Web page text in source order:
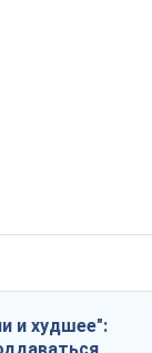
и худшее":